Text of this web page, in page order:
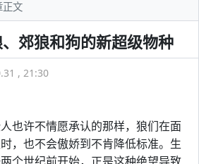
正文
郊狼和狗的新超级物种
, 21:30
也许不情愿承认的那样，狼们在面
，也不会傲娇到不肯降低标准。生